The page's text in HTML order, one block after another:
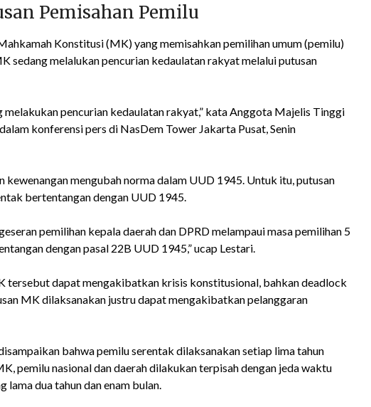
Pemisahan Pemilu
Konstitusi (MK) yang memisahkan pemilihan umum (pemilu)
sedang melalukan pencurian kedaulatan rakyat melalui putusan
melakukan pencurian kedaulatan rakyat,” kata Anggota Majelis Tinggi
konferensi pers di NasDem Tower Jakarta Pusat, Senin
mengubah norma dalam UUD 1945. Untuk itu, putusan
bertentangan dengan UUD 1945.
pemilihan kepala daerah dan DPRD melampaui masa pemilihan 5
dengan pasal 22B UUD 1945,” ucap Lestari.
tersebut dapat mengakibatkan krisis konstitusional, bahkan deadlock
MK dilaksanakan justru dapat mengakibatkan pelanggaran
bahwa pemilu serentak dilaksanakan setiap lima tahun
pemilu nasional dan daerah dilakukan terpisah dengan jeda waktu
lama dua tahun dan enam bulan.